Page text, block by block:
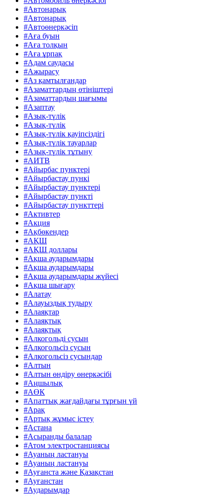
#Автонарық
#Автонарық
#Автоөнеркәсіп
#Аға буын
#Аға толқын
#Аға ұрпақ
#Адам саудасы
#Ажырасу
#Аз қамтылғандар
#Азаматтардың өтініштері
#Азаматтардың шағымы
#Азаптау
#Азық-түлік
#Азық-түлік
#Азық-түлік қауіпсіздігі
#Азық-түлік тауарлар
#Азық-түлік тұтыну
#АИТВ
#Айырбас пунктері
#Айырбастау пункі
#Айырбастау пунктері
#Айырбастау пункті
#Айырбастау пункттері
#Активтер
#Акция
#Ақбөкендер
#АҚШ
#АҚШ доллары
#Ақша аударымдары
#Ақша аударымдары
#Ақша аударымдары жүйесі
#Ақша шығару
#Алатау
#Алауыздық тудыру
#Алаяқтар
#Алаяқтық
#Алаяқтық
#Алкогольді сусын
#Алкогольсіз сусын
#Алкогольсіз сусындар
#Алтын
#Алтын өндіру өнеркәсібі
#Аңшылық
#АӨК
#Апаттық жағдайдағы тұрғын үй
#Арақ
#Артық жұмыс істеу
#Астана
#Асыранды балалар
#Атом электростанциясы
#Ауаның ластануы
#Ауаның ластануы
#Ауғанста және Қазақстан
#Ауғанстан
#Аударымдар